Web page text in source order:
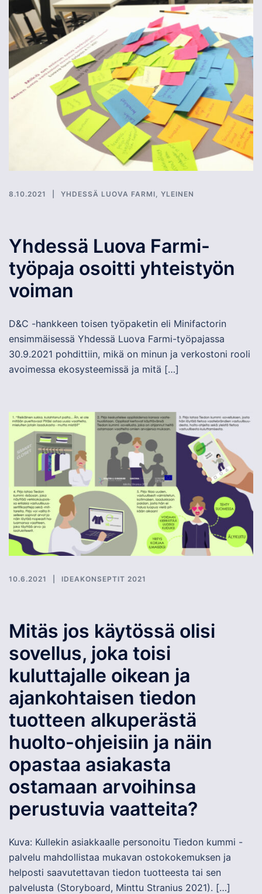
8.10.2021 YHDESSÄ LUOVA FARMI, YLEINEN
Yhdessä Luova Farmi-
työpaja osoitti yhteistyön
voiman
D&C -hankkeen toisen työpaketin eli Minifactorin
ensimmäisessä Yhdessä Luova Farmi-työpajassa
30.9.2021 pohdittiin, mikä on minun ja verkostoni rooli
avoimessa ekosysteemissä ja mitä […]
10.6.2021 IDEAKONSEPTIT 2021
Mitäs jos käytössä olisi
sovellus, joka toisi
kuluttajalle oikean ja
ajankohtaisen tiedon
tuotteen alkuperästä
huolto-ohjeisiin ja näin
opastaa asiakasta
ostamaan arvoihinsa
perustuvia vaatteita?
Kuva: Kullekin asiakkaalle personoitu Tiedon kummi -
palvelu mahdollistaa mukavan ostokokemuksen ja
helposti saavutettavan tiedon tuotteesta tai sen
palvelusta (Storyboard, Minttu Stranius 2021). […]